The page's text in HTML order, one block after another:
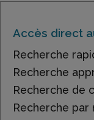
Accès direct
Recherche
Recherche
Recherche de
Recherche par